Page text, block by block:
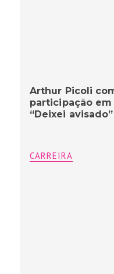
Arthur Picoli
participação
“Deixei avisado”
CARREIRA